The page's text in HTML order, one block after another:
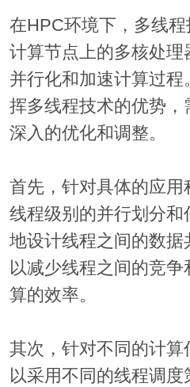
在HPC环境下，多线
计算节点上的多核处理
并行化和加速计算过
挥多线程技术的优势
深入的优化和调整。
首先，针对具体的应
线程级别的并行划分和
地设计线程之间的数
以减少线程之间的竞
算的效率。
其次，针对不同的计
以采用不同的线程调